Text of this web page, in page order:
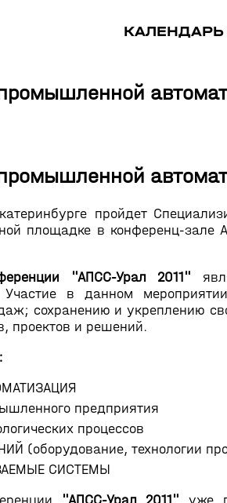
пройдет
площадке в конференц-
"АПСС-Урал 2011"
Участие в данном
сохранению и укреплению
проектов и решений.
предприятия
процессов
(оборудование, технологии
СИСТЕМЫ